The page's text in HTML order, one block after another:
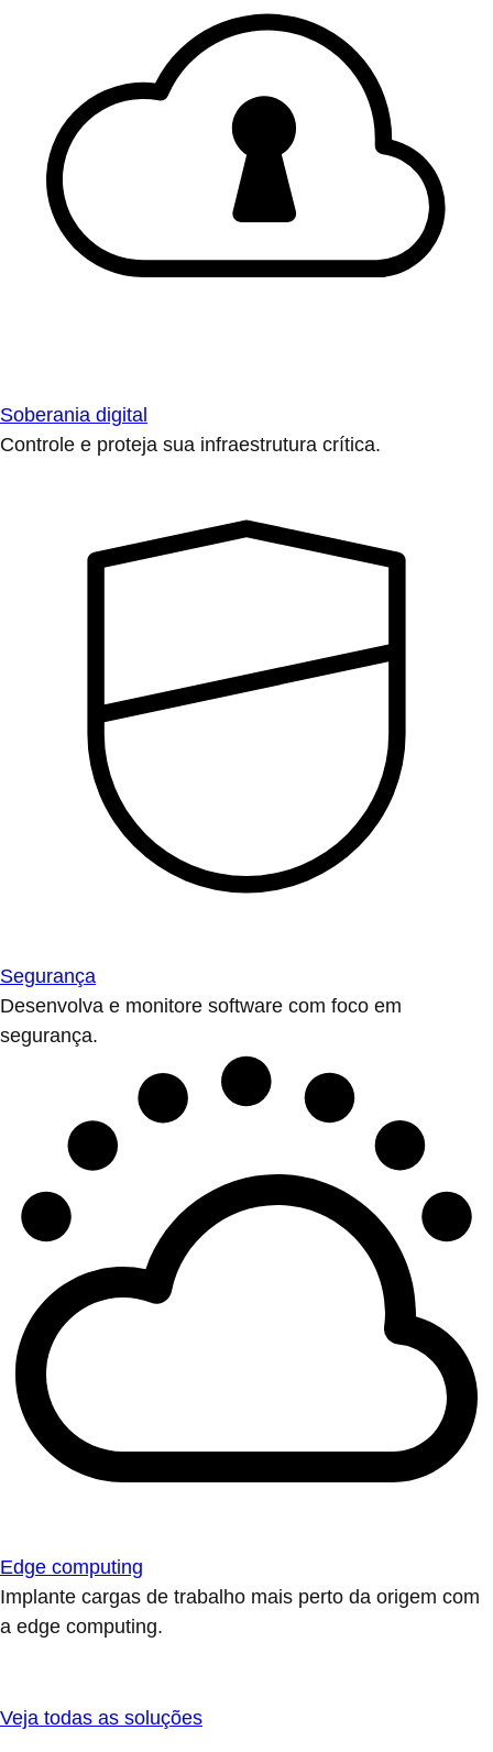
Soberania digital
Controle e proteja sua infraestrutura crítica.
Segurança
Desenvolva e monitore software com foco em
segurança.
Edge computing
Implante cargas de trabalho mais perto da origem com
a edge computing.
Veja todas as soluções